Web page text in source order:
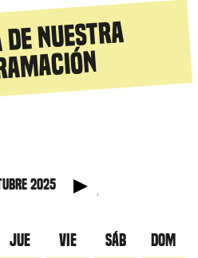
nuestra
2025
JUE VIE SÁB DOM